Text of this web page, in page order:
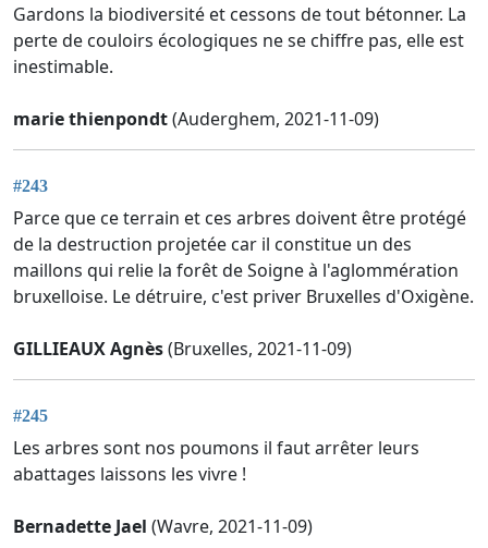
Gardons la biodiversité et cessons de tout bétonner. La
perte de couloirs écologiques ne se chiffre pas, elle est
inestimable.
marie thienpondt(Auderghem, 2021-11-09)
#243
Parce que ce terrain et ces arbres doivent être protégé
de la destruction projetée car il constitue un des
maillons qui relie la forêt de Soigne à l'aglommération
bruxelloise. Le détruire, c'est priver Bruxelles d'Oxigène.
GILLIEAUX Agnès(Bruxelles, 2021-11-09)
#245
Les arbres sont nos poumons il faut arrêter leurs
abattages laissons les vivre !
Bernadette Jael (Wavre, 2021-11-09)